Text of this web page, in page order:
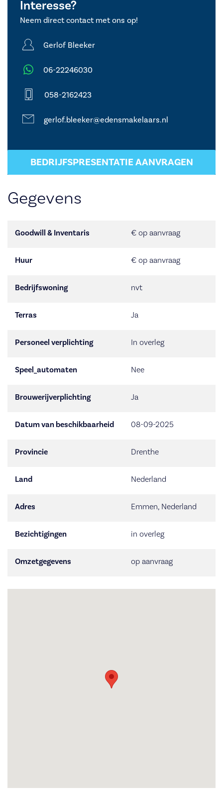
Interesse?
Neem direct contact met ons op!
Gerlof Bleeker
06-22246030
058-2162423
gerlof.bleeker@edensmakelaars.nl
BEDRIJFSPRESENTATIE AANVRAGEN
Gegevens
Goodwill & Inventaris € op aanvraag
Huur € op aanvraag
Bedrijfswoning nvt
Terras Ja
Personeel verplichting In overleg
Speel_automaten Nee
Brouwerijverplichting Ja
Datum van beschikbaarheid 08-09-2025
Provincie Drenthe
Land Nederland
Adres Emmen, Nederland
Bezichtigingen in overleg
Omzetgegevens op aanvraag